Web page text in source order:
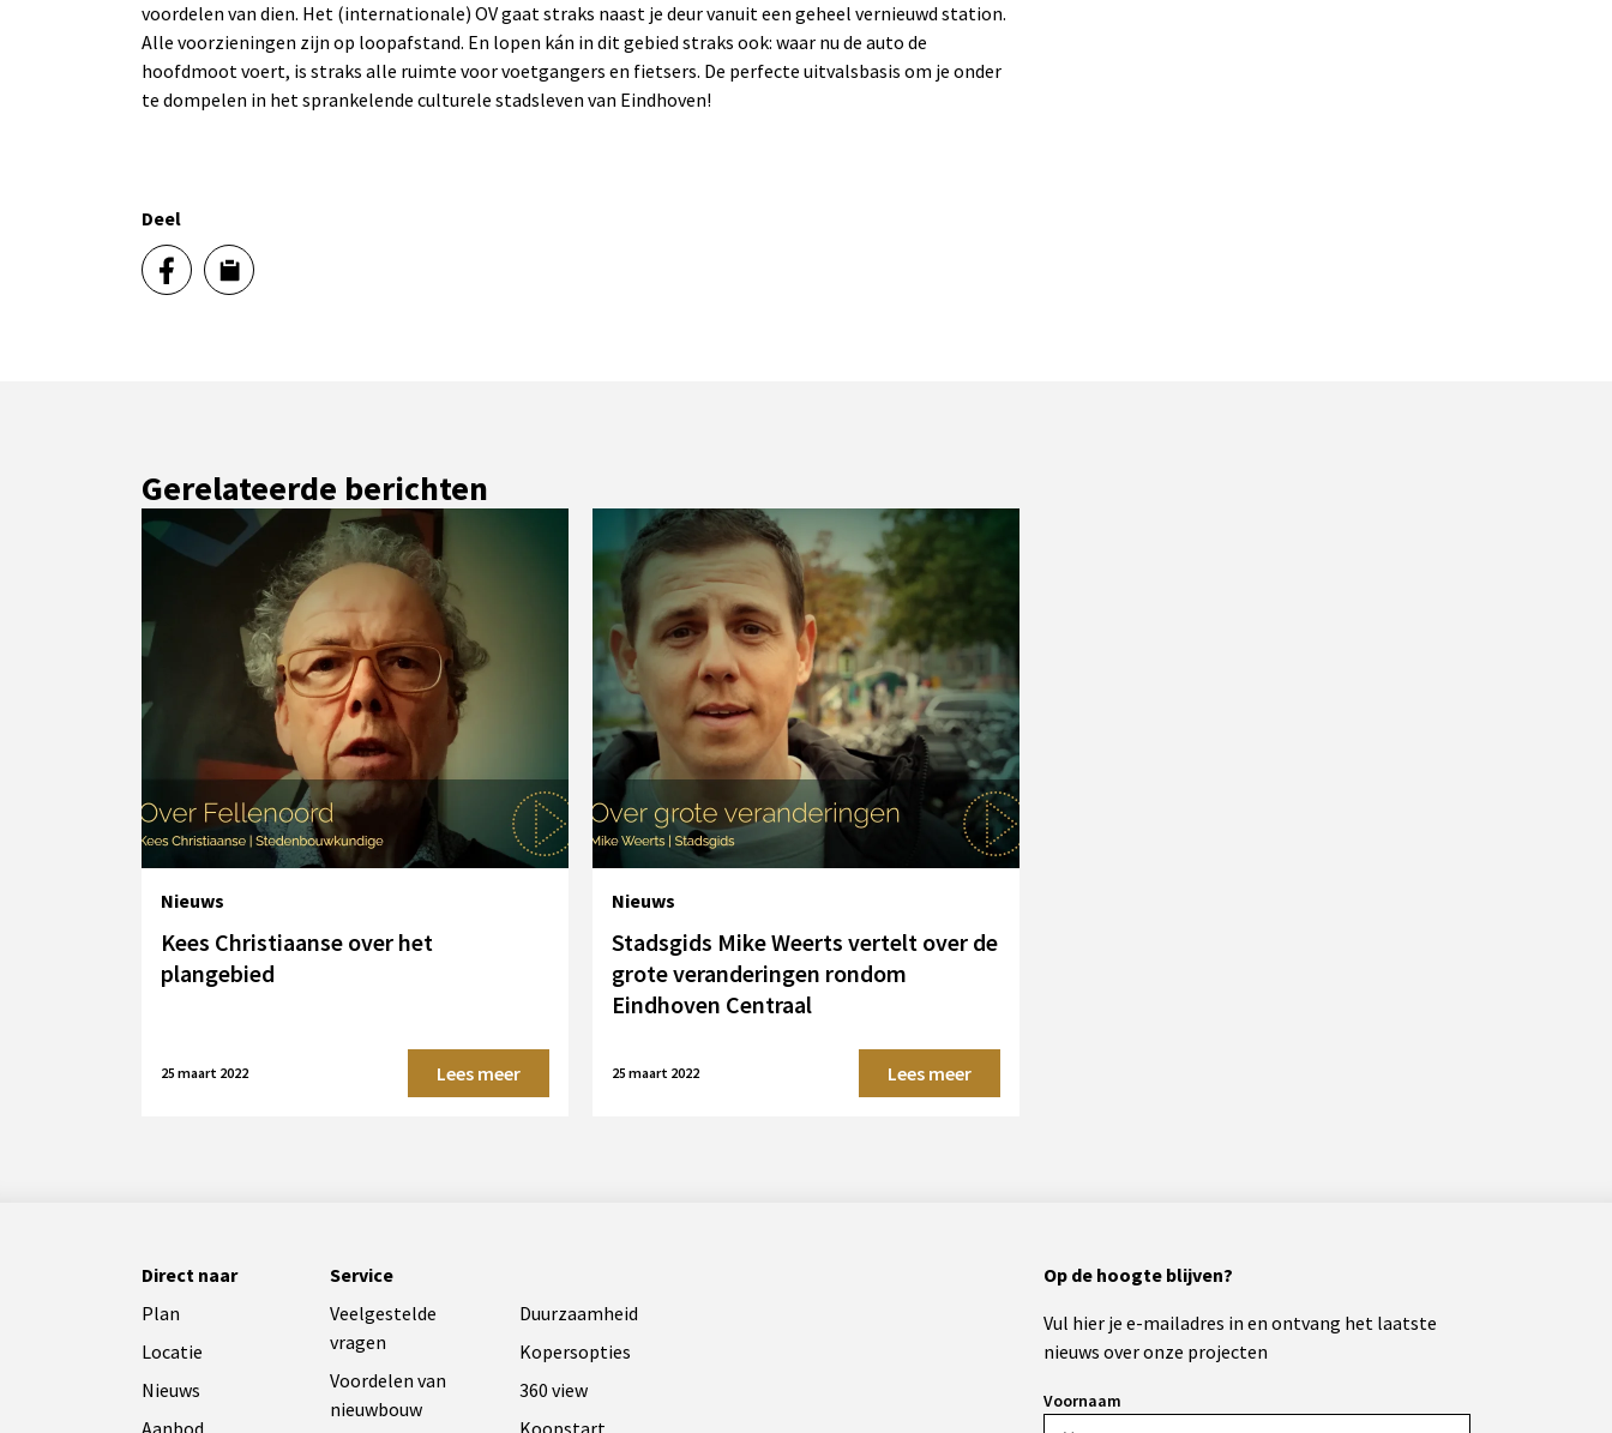
voordelen van dien. Het (internationale) OV gaat straks naast je deur vanuit een geheel vernieuwd station.
Alle voorzieningen zijn op loopafstand. En lopen kán in dit gebied straks ook: waar nu de auto de
hoofdmoot voert, is straks alle ruimte voor voetgangers en fietsers. De perfecte uitvalsbasis om je onder
te dompelen in het sprankelende culturele stadsleven van Eindhoven!
Deel
Gerelateerde berichten
Nieuws
Kees Christiaanse over het
plangebied
25 maart 2022 Lees meer
Nieuws
Stadsgids Mike Weerts vertelt over de
grote veranderingen rondom
Eindhoven Centraal
25 maart 2022 Lees meer
Direct naar
Plan
Locatie
Nieuws
Aanbod
Service
Veelgestelde
vragen
Voordelen van
nieuwbouw
Duurzaamheid
Kopersopties
360 view
Koopstart
Op de hoogte blijven?
Vul hier je e-mailadres in en ontvang het laatste
nieuws over onze projecten
Voornaam